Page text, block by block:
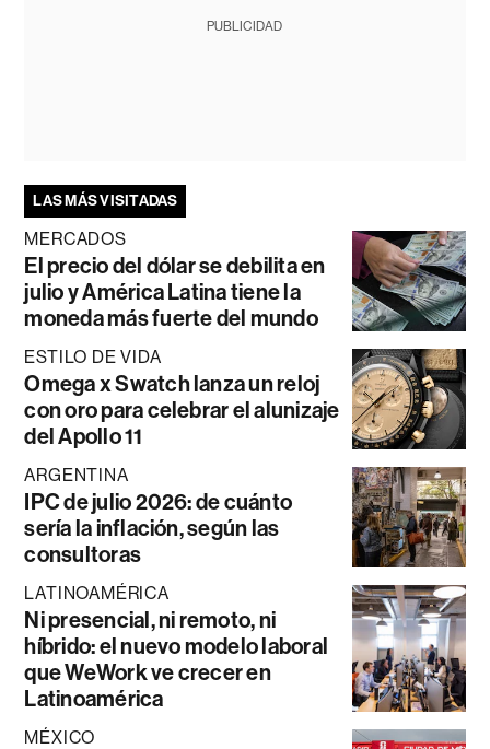
PUBLICIDAD
LAS MÁS VISITADAS
MERCADOS
El precio del dólar se debilita en
julio y América Latina tiene la
moneda más fuerte del mundo
ESTILO DE VIDA
Omega x Swatch lanza un reloj
con oro para celebrar el alunizaje
del Apollo 11
ARGENTINA
IPC de julio 2026: de cuánto
sería la inflación, según las
consultoras
LATINOAMÉRICA
Ni presencial, ni remoto, ni
híbrido: el nuevo modelo laboral
que WeWork ve crecer en
Latinoamérica
MÉXICO